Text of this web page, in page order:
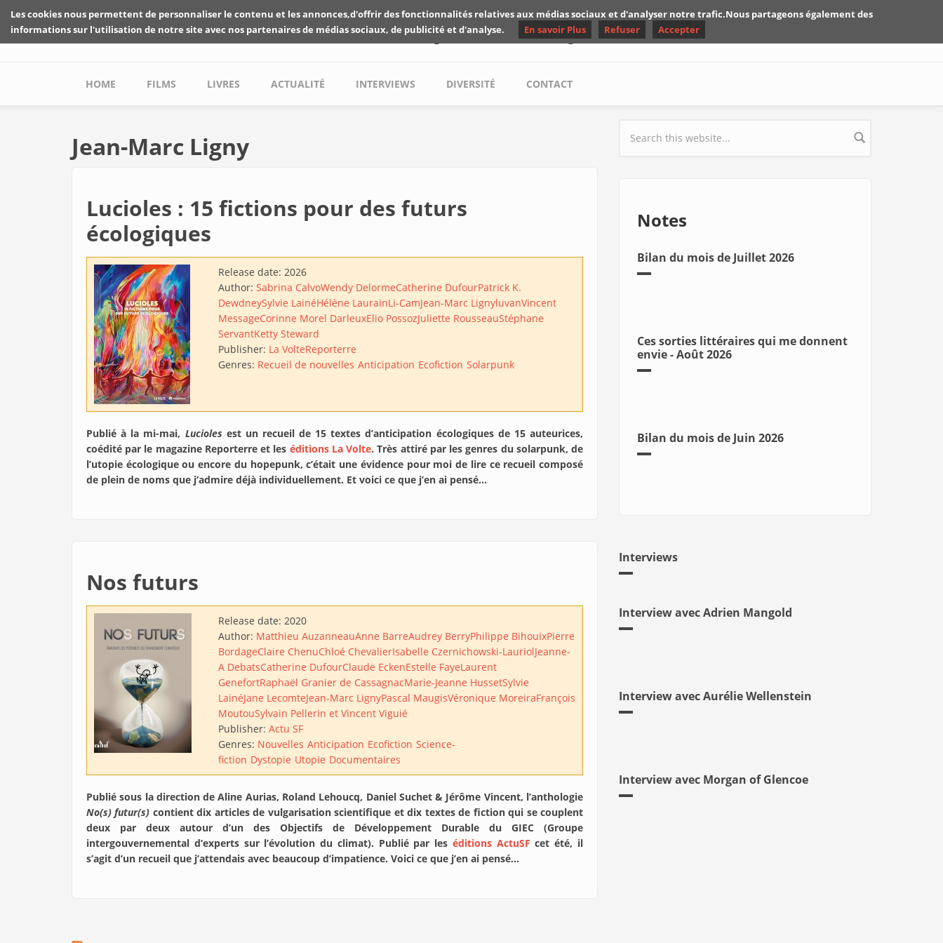
Skip to main content
Les critiques de Yuyine
Main menu
HOME FILMS LIVRES ACTUALITÉ INTERVIEWS DIVERSITÉ CONTACT
Jean-Marc Ligny
Lucioles : 15 fictions pour des futurs
écologiques
Release date: 2026
Author: Sabrina CalvoWendy DelormeCatherine DufourPatrick K.
DewdneySylvie LainéHélène LaurainLi-CamJean-Marc LignyluvanVincent
MessageCorinne Morel DarleuxElio PossozJuliette RousseauStéphane
ServantKetty Steward
Publisher: La VolteReporterre
Genres: Recueil de nouvelles Anticipation Ecofiction Solarpunk
Publié à la mi-mai, Lucioles est un recueil de 15 textes d’anticipation écologiques de 15 auteurices,
coédité par le magazine Reporterre et les éditions La Volte. Très attiré par les genres du solarpunk, de
l’utopie écologique ou encore du hopepunk, c’était une évidence pour moi de lire ce recueil composé
de plein de noms que j’admire déjà individuellement. Et voici ce que j’en ai pensé…
Nos futurs
Release date: 2020
Author: Matthieu AuzanneauAnne BarreAudrey BerryPhilippe BihouixPierre
BordageClaire ChenuChloé ChevalierIsabelle Czernichowski-LauriolJeanne-
A DebatsCatherine DufourClaude EckenEstelle FayeLaurent
GenefortRaphaël Granier de CassagnacMarie-Jeanne HussetSylvie
LainéJane LecomteJean-Marc LignyPascal MaugisVéronique MoreiraFrançois
MoutouSylvain Pellerin et Vincent Viguié
Publisher: Actu SF
Genres: Nouvelles Anticipation Ecofiction Science-
fiction Dystopie Utopie Documentaires
Publié sous la direction de Aline Aurias, Roland Lehoucq, Daniel Suchet & Jérôme Vincent, l’anthologie
No(s) futur(s) contient dix articles de vulgarisation scientifique et dix textes de fiction qui se couplent
deux par deux autour d’un des Objectifs de Développement Durable du GIEC (Groupe
intergouvernemental d’experts sur l’évolution du climat). Publié par les éditions ActuSF cet été, il
s’agit d’un recueil que j’attendais avec beaucoup d’impatience. Voici ce que j’en ai pensé…
Search form
Notes
Bilan du mois de Juillet 2026
Ces sorties littéraires qui me donnent
envie - Août 2026
Bilan du mois de Juin 2026
Interviews
Interview avec Adrien Mangold
Interview avec Aurélie Wellenstein
Interview avec Morgan of Glencoe
Les cookies nous permettent de personnaliser le contenu et les annonces,d'offrir des fonctionnalités relatives aux médias sociaux et d'analyser notre trafic.Nous partageons également des
informations sur l'utilisation de notre site avec nos partenaires de médias sociaux, de publicité et d'analyse.
En savoir Plus Refuser Accepter